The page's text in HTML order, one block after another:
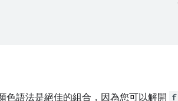
色語法是絕佳的組合，因為您可以解開